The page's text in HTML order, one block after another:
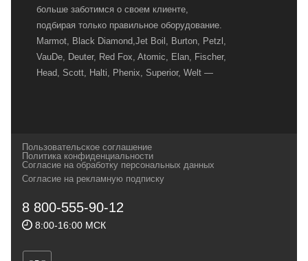
больше заботимся о своем клиенте,
подбирая только правильное оборудование.
Marmot, Black Diamond,Jet Boil, Burton, Petzl,
VauDe, Deuter, Red Fox, Atomic, Elan, Fischer,
Head, Scott, Halti, Phenix, Superior, Welt —
и взыскательных путешественников,
спортсменов и отдыхающих.
Геннадьевич
ИНН 590300057023 ОГРН 304590319000121
Пользовательское соглашение
Политика конфиденциальности
Согласие на обработку персональных данных
Согласие на рекламную подписку
8 800-555-90-12
8:00-16:00 МСК